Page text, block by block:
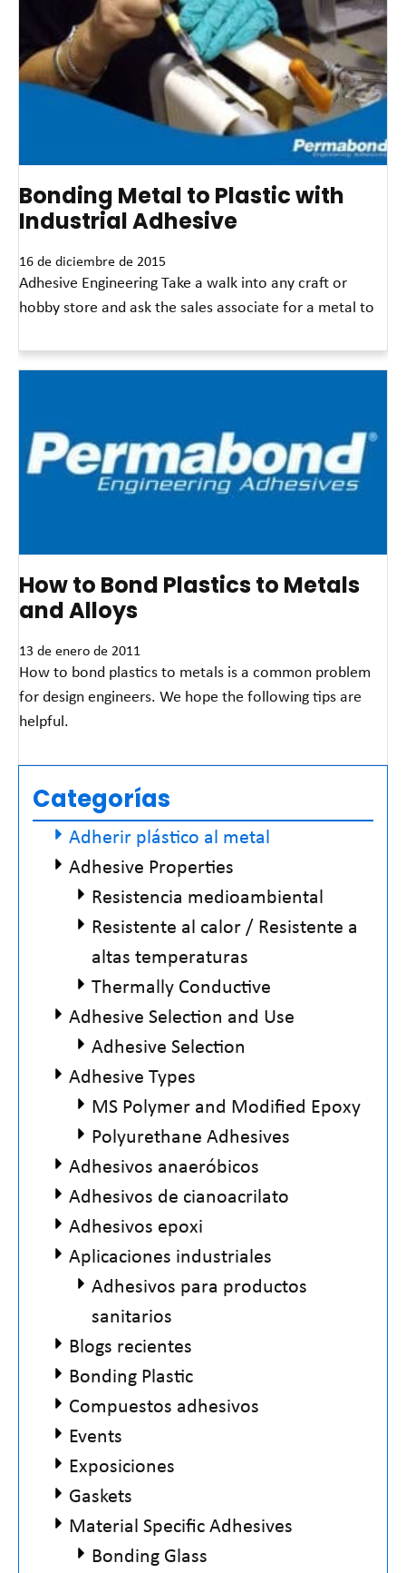
Bonding Metal to Plastic with
Industrial Adhesive
16 de diciembre de 2015
Adhesive Engineering Take a walk into any craft or
hobby store and ask the sales associate for a metal to
How to Bond Plastics to Metals
and Alloys
13 de enero de 2011
How to bond plastics to metals is a common problem
for design engineers. We hope the following tips are
helpful.
Categorías
Adherir plástico al metal
Adhesive Properties
Resistencia medioambiental
Resistente al calor / Resistente a
altas temperaturas
Thermally Conductive
Adhesive Selection and Use
Adhesive Selection
Adhesive Types
MS Polymer and Modified Epoxy
Polyurethane Adhesives
Adhesivos anaeróbicos
Adhesivos de cianoacrilato
Adhesivos epoxi
Aplicaciones industriales
Adhesivos para productos
sanitarios
Blogs recientes
Bonding Plastic
Compuestos adhesivos
Events
Exposiciones
Gaskets
Material Specific Adhesives
Bonding Glass